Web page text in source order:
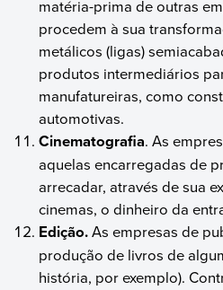
matéria-prima de outras
procedem à sua
metálicos (ligas)
produtos intermediários
manufatureiras, como
automotivas.
Cinematografia. As
aquelas encarregadas de
arrecadar, através de sua
cinemas, o dinheiro da
Edição.As empresas de
produção de livros de
história, por exemplo).